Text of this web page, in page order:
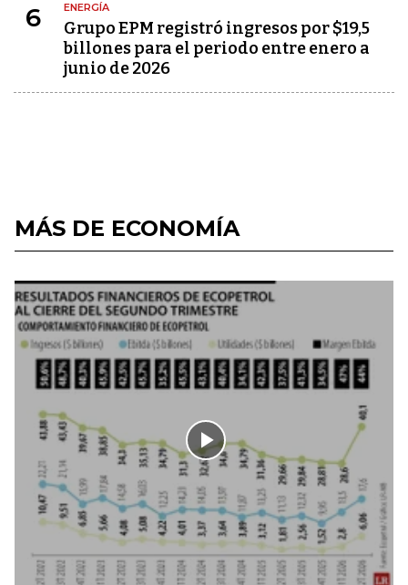
6 ENERGÍA
Grupo EPM registró ingresos por $19,5
billones para el periodo entre enero a
junio de 2026
MÁS DE ECONOMÍA